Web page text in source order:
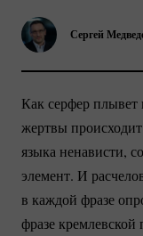
Сергей
Как серфер плывет
жертвы
языка ненависти,
элемент. И
в каждой фразе
фразе